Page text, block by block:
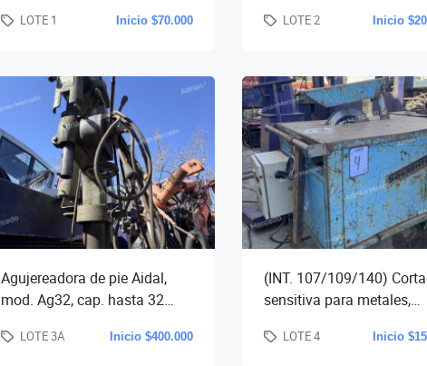
amoladora doble pesada d
LOTE 1 Inicio $70.000
1/2 y 3/4 Hp. , cap. 16
LOTE 2 Inicio
Agujereadora de pie Aidal,
mod. Ag32, cap. hasta 32
regulable a cremalle
LOTE 3A Inicio $400.000
(INT. 107/109/140)
sensitiva para metales,
mm., con morsa, mot
LOTE 4 Inicio